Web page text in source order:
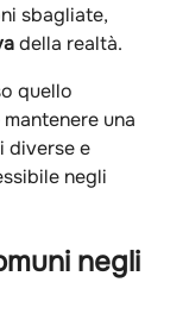
sbagliate,
della realtà.
quello
una
diverse e
negli
negli